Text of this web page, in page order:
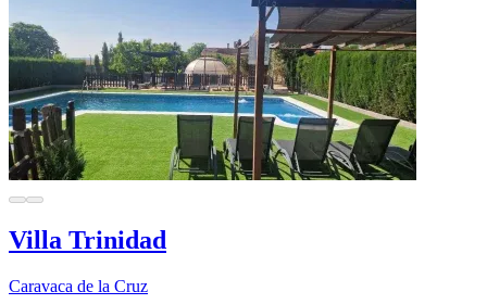
Villa Trinidad
Caravaca de la Cruz